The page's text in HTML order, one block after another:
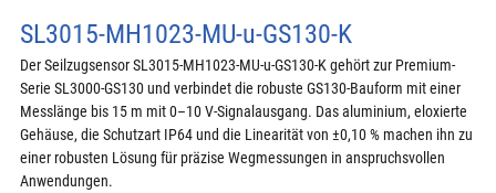
SL3015-MH1023-MU-u-GS130-K
Der Seilzugsensor SL3015-MH1023-MU-u-GS130-K gehört zur Premium-
Serie SL3000-GS130 und verbindet die robuste GS130-Bauform mit einer
Messlänge bis 15 m mit 0–10 V-Signalausgang. Das aluminium, eloxierte
Gehäuse, die Schutzart IP64 und die Linearität von ±0,10 % machen ihn zu
einer robusten Lösung für präzise Wegmessungen in anspruchsvollen
Anwendungen.